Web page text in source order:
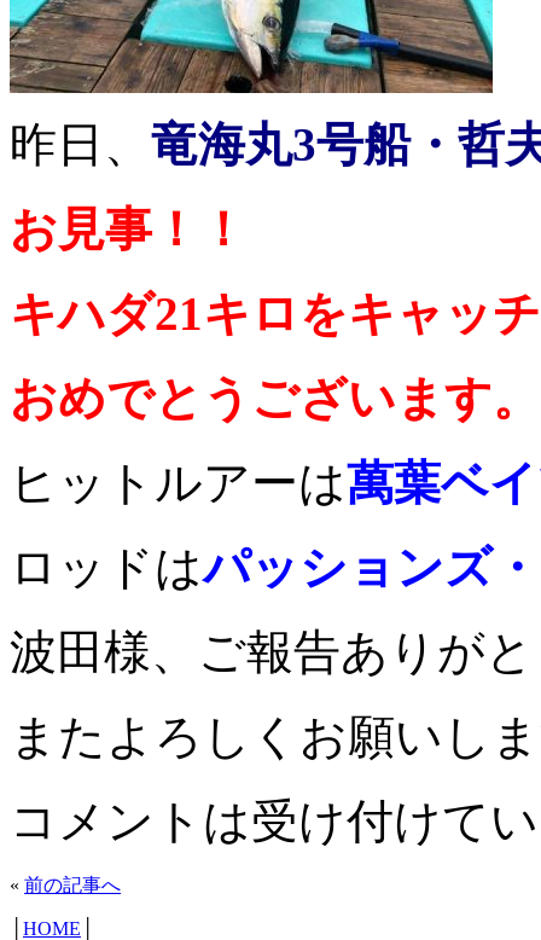
昨日、 竜海丸3号船・哲
お見事！！
キハダ21キロをキャッ
おめでとうございます。
ヒットルアーは萬葉ベ
ロッドはパッションズ
波田様、ご報告ありが
またよろしくお願いし
コメントは受け付けて
« 前の記事へ
HOME